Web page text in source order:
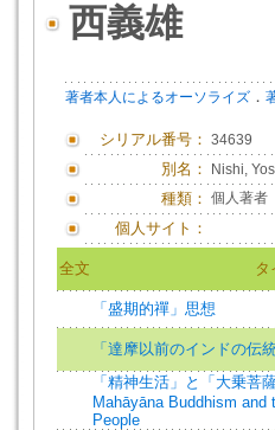
西義雄
著者本人によるオーソライズ ．
シリアル番号： 34639
別名： Nishi,
種類： 個人著者
個人サイト：
全文 タ
「盛期的禪」思想
「達摩以前のインドの伝
「精神生活」と「大乗菩
Mahāyāna Buddhism
People